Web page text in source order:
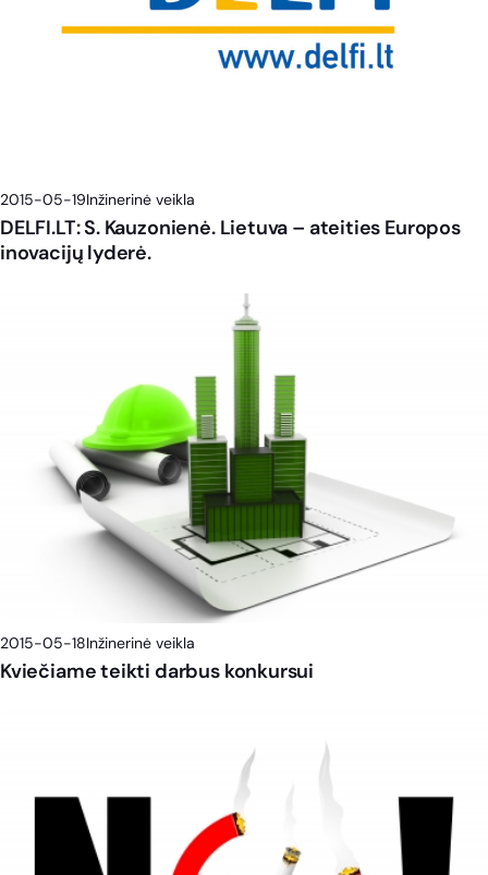
2015-05-19Inžinerinė veikla
DELFI.LT: S. Kauzonienė. Lietuva – ateities Europos
inovacijų lyderė.
2015-05-18Inžinerinė veikla
Kviečiame teikti darbus konkursui